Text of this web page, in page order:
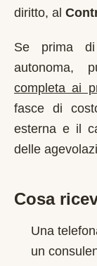
diritto, al
Se prima di
autonoma,
completa ai
fasce di
esterna e il
delle
Cosa
Una
un